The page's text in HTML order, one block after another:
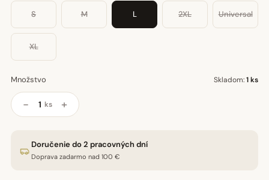
S M L 2XL Universal
XL
Množstvo Skladom:1 ks
− ks +
Doručenie do 2 pracovných dní
Doprava zadarmo nad 100 €